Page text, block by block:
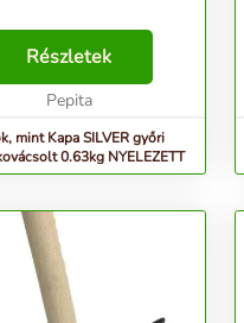
Részletek
Pepita
mint Kapa SILVER győri
0.63kg NYELEZETT